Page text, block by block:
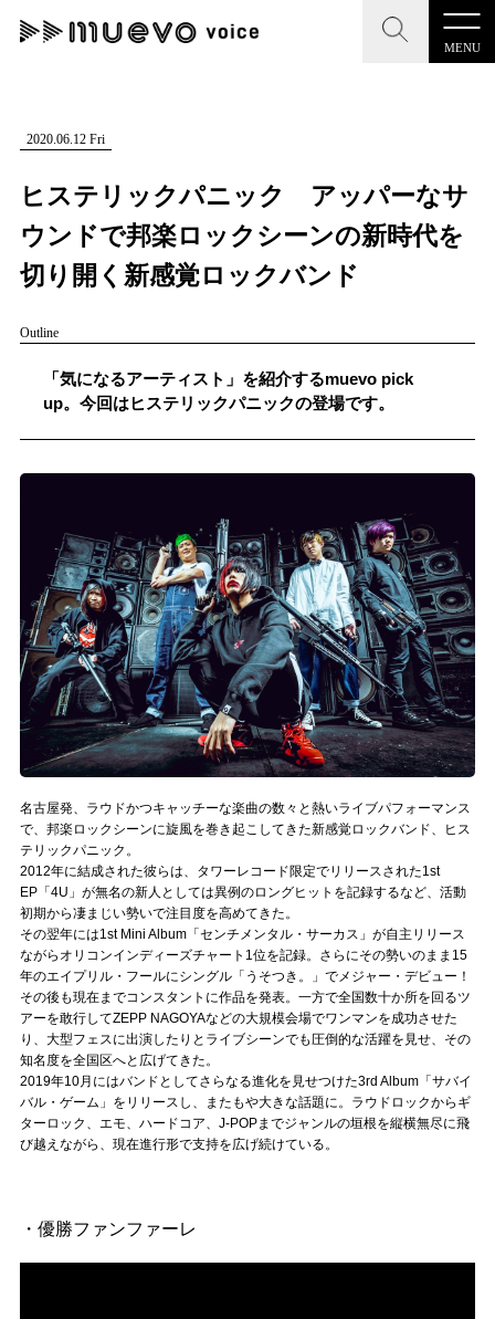
MENU
CLOSE
記事を検索する
#男性シンガー #HR/HM #女性シンガー
CLOSE
"読者の声を形にする”音楽特化メディア
MENU
記事一覧
プレスリリース一覧
お問い合わせ
ログイン
LINK
muevoクラウドファンディング
muevoコミュニティ
ぶいクラ！by muevo
ぶいコミュ！by muevo
ぶいマガ！ by muevo
Follow us
Official SNS
2020.06.12 Fri
ヒステリックパニック アッパーなサ
ウンドで邦楽ロックシーンの新時代を
切り開く新感覚ロックバンド
Outline
「気になるアーティスト」を紹介するmuevo pick
up。今回はヒステリックパニックの登場です。
名古屋発、ラウドかつキャッチーな楽曲の数々と熱いライブパフォーマンス
で、邦楽ロックシーンに旋風を巻き起こしてきた新感覚ロックバンド、ヒス
テリックパニック。
2012年に結成された彼らは、タワーレコード限定でリリースされた1st
EP「4U」が無名の新人としては異例のロングヒットを記録するなど、活動
初期から凄まじい勢いで注目度を高めてきた。
その翌年には1st Mini Album「センチメンタル・サーカス」が自主リリース
ながらオリコンインディーズチャート1位を記録。さらにその勢いのまま15
年のエイプリル・フールにシングル「うそつき。」でメジャー・デビュー！
その後も現在までコンスタントに作品を発表。一方で全国数十か所を回るツ
アーを敢行してZEPP NAGOYAなどの大規模会場でワンマンを成功させた
り、大型フェスに出演したりとライブシーンでも圧倒的な活躍を見せ、その
知名度を全国区へと広げてきた。
2019年10月にはバンドとしてさらなる進化を見せつけた3rd Album「サバイ
バル・ゲーム」をリリースし、またもや大きな話題に。ラウドロックからギ
ターロック、エモ、ハードコア、J-POPまでジャンルの垣根を縦横無尽に飛
び越えながら、現在進行形で支持を広げ続けている。
・優勝ファンファーレ